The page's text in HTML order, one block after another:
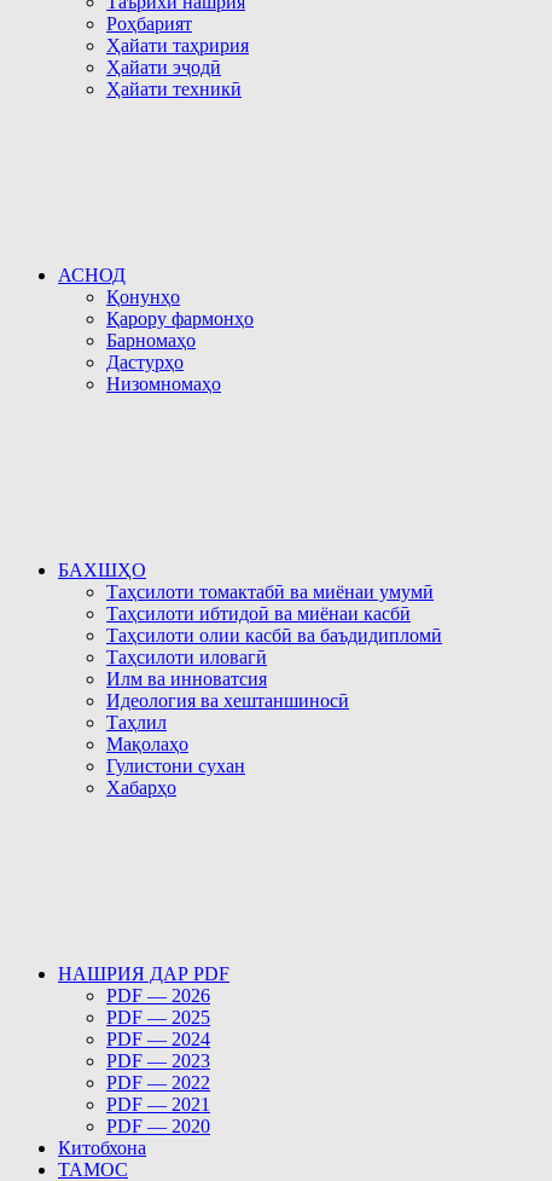
Роҳбарият
Ҳайати таҳририя
Ҳайати эҷодӣ
Ҳайати техникӣ
АСНОД
Қонунҳо
Қарору фармонҳо
Барномаҳо
Дастурҳо
Низомномаҳо
БАХШҲО
Таҳсилоти томактабӣ ва миёнаи умумӣ
Таҳсилоти ибтидоӣ ва миёнаи касбӣ
Таҳсилоти олии касбӣ ва баъдидипломӣ
Таҳсилоти иловагӣ
Илм ва инноватсия
Идеология ва хештаншиносӣ
Таҳлил
Мақолаҳо
Гулистони сухан
Хабарҳо
НАШРИЯ ДАР PDF
PDF — 2026
PDF — 2025
PDF — 2024
PDF — 2023
PDF — 2022
PDF — 2021
PDF — 2020
Китобхона
ТАМОС